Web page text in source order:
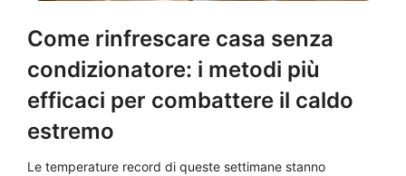
Come rinfrescare casa senza
condizionatore: i metodi più
efficaci per combattere il caldo
estremo
Le temperature record di queste settimane stanno